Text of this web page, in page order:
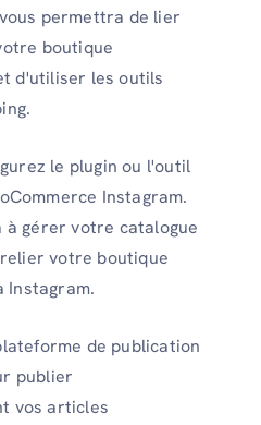
permettra de lier
boutique
d'utiliser les outils
le plugin ou l'outil
Instagram.
à gérer votre catalogue
votre boutique
Instagram.
de publication
publier
vos articles